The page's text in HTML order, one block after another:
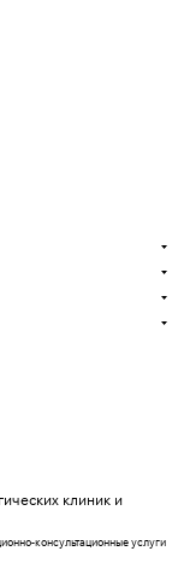
клиник и
консультационные услуги